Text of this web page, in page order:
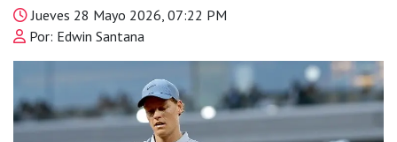
Jueves 28 Mayo 2026, 07:22 PM
Por: Edwin Santana